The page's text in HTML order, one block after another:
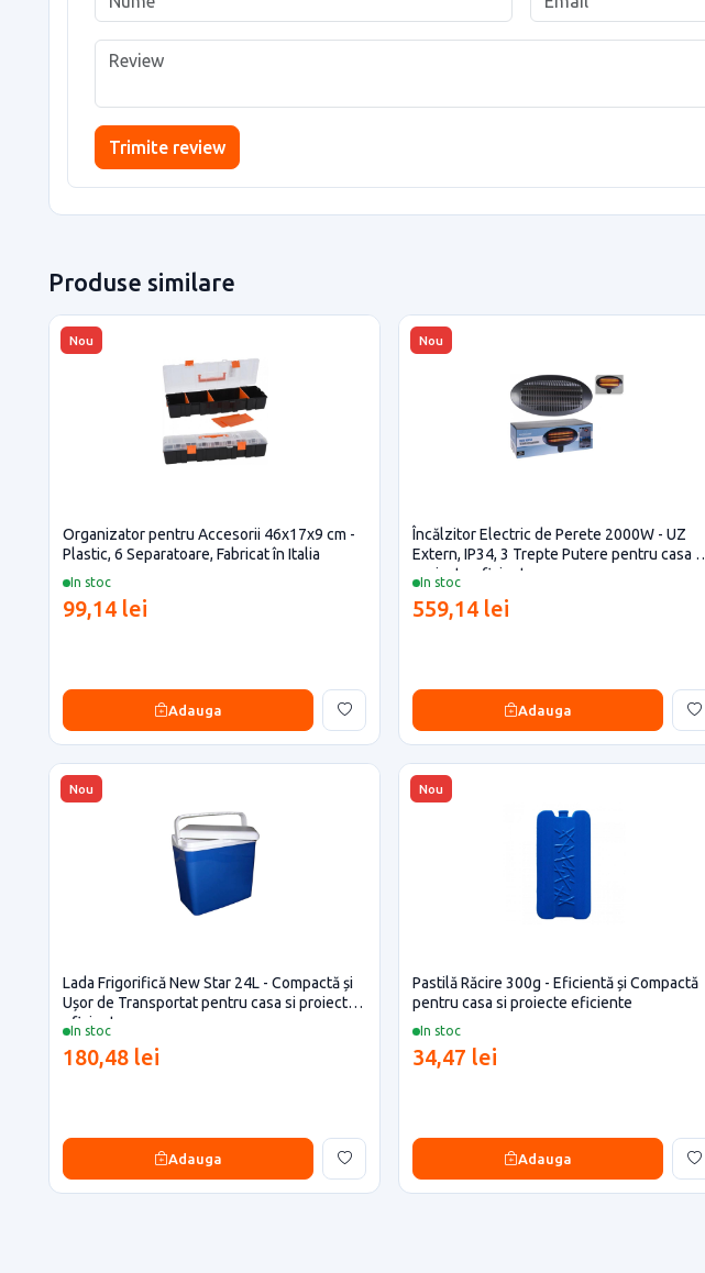
Trimite review
Produse similare
Nou
In stoc
Organizator pentru Accesorii 46x17x9 cm -
Plastic, 6 Separatoare, Fabricat în Italia
99,14 lei
Adauga
Nou
In stoc
Încălzitor Electric de Perete 2000W - UZ
Extern, IP34, 3 Trepte Putere pentru casa si
proiecte eficiente
559,14 lei
Adauga
Nou
In stoc
Lada Frigorifică New Star 24L - Compactă și
Ușor de Transportat pentru casa si proiecte
eficiente
180,48 lei
Adauga
Nou
In stoc
Pastilă Răcire 300g - Eficientă și Compactă
pentru casa si proiecte eficiente
34,47 lei
Adauga